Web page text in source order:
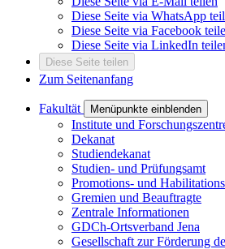
Diese Seite via WhatsApp
Diese Seite via Facebook
Diese Seite via LinkedIn
Diese Seite teilen
Zum Seitenanfang
Fakultät Menüpunkte einblenden
Institute und
Dekanat
Studiendekanat
Studien- und Prüfungsamt
Promotions- und
Gremien und Beauftragte
Zentrale Informationen
GDCh-Ortsverband Jena
Gesellschaft zur Förderung